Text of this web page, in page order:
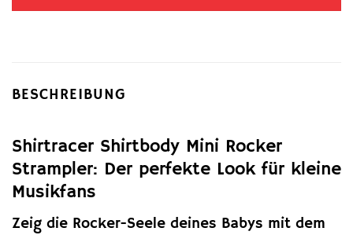
BESCHREIBUNG
Shirtracer Shirtbody Mini Rocker
Strampler: Der perfekte Look für kleine
Musikfans
Zeig die Rocker-Seele deines Babys mit dem